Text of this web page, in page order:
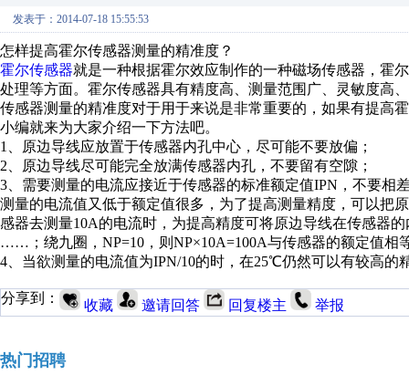
发表于：2014-07-18 15:55:53
怎样提高霍尔传感器测量的精准度？
霍尔传感器就是一种根据霍尔效应制作的一种磁场传感器，霍
处理等方面。霍尔传感器具有精度高、测量范围广、灵敏度高
传感器测量的精准度对于用于来说是非常重要的，如果有提高
小编就来为大家介绍一下方法吧。
1、原边导线应放置于传感器内孔中心，尽可能不要放偏；
2、原边导线尽可能完全放满传感器内孔，不要留有空隙；
3、需要测量的电流应接近于传感器的标准额定值IPN，不要
测量的电流值又低于额定值很多，为了提高测量精度，可以把
感器去测量10A的电流时，为提高精度可将原边导线在传感器
……；绕九圈，NP=10，则NP×10A=100A与传感器的额定值相
4、当欲测量的电流值为IPN/10的时，在25℃仍然可以有较高的
分享到： 收藏 邀请回答 回复楼主 举报
热门招聘